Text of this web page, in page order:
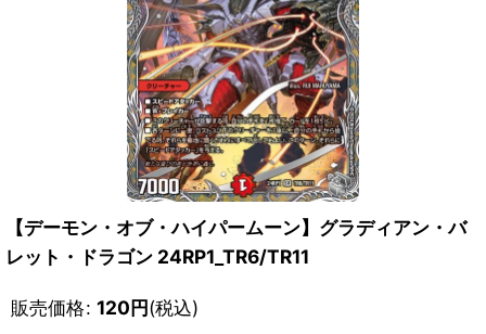
【デーモン・オブ・ハイパームーン】グラディアン・バ
レット・ドラゴン 24RP1_TR6/TR11
販売価格: 120円(税込)